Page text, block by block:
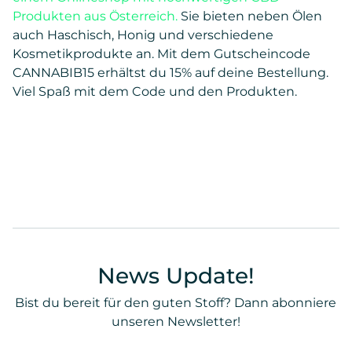
Produkten aus Österreich. Sie bieten neben Ölen
auch Haschisch, Honig und verschiedene
Kosmetikprodukte an. Mit dem Gutscheincode
CANNABIB15 erhältst du 15% auf deine Bestellung.
Viel Spaß mit dem Code und den Produkten.
News Update!
Bist du bereit für den guten Stoff? Dann abonniere
unseren Newsletter!